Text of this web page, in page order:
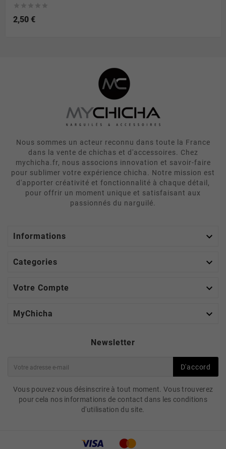
2,50 €
Nous sommes un acteur reconnu dans toute la France
dans la vente de chichas et d'accessoires. Chez
mychicha.fr, nous associons innovation et savoir-faire
pour sublimer votre expérience chicha. Notre mission est
d'apporter créativité et fonctionnalité à chaque détail,
pour offrir un moment unique et satisfaisant aux
passionnés du narguilé.
Informations 
Categories 
Votre Compte 
MyChicha 
Newsletter
D'accord
Vous pouvez vous désinscrire à tout moment. Vous trouverez
pour cela nos informations de contact dans les conditions
d'utilisation du site.